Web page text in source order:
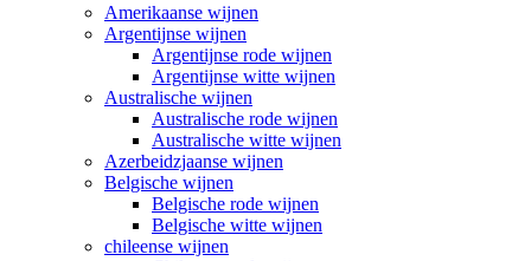
Amerikaanse wijnen
Argentijnse wijnen
Argentijnse rode wijnen
Argentijnse witte wijnen
Australische wijnen
Australische rode wijnen
Australische witte wijnen
Azerbeidzjaanse wijnen
Belgische wijnen
Belgische rode wijnen
Belgische witte wijnen
chileense wijnen